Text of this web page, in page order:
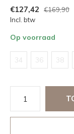
€127,42
€169,90
Incl. btw
Op voorraad
34 36 38